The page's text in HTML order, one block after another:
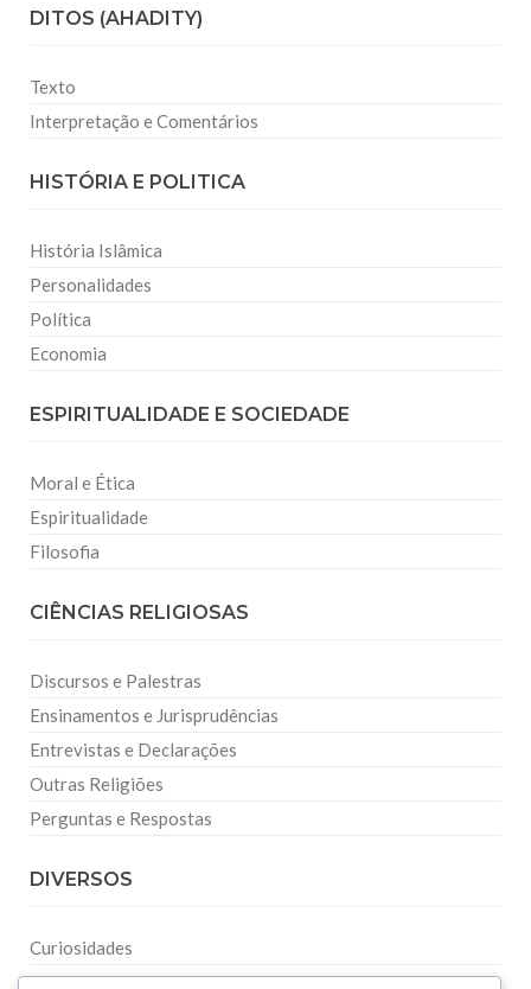
DITOS (AHADITY)
Texto
Interpretação e Comentários
HISTÓRIA E POLITICA
História Islâmica
Personalidades
Política
Economia
ESPIRITUALIDADE E SOCIEDADE
Moral e Ética
Espiritualidade
Filosofia
CIÊNCIAS RELIGIOSAS
Discursos e Palestras
Ensinamentos e Jurisprudências
Entrevistas e Declarações
Outras Religiões
Perguntas e Respostas
DIVERSOS
Curiosidades
Dicionário Islâmico